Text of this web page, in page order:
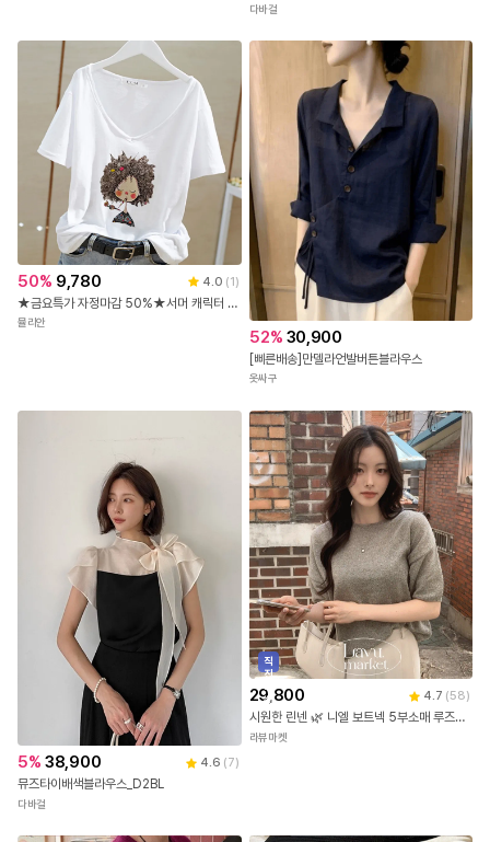
다바걸
50% 9,780 4.0 (1)
★금요특가 자정마감 50%★서머 캐릭터 코튼 반팔 티셔츠
뮬리안
52% 30,900
[삐른배송]만델라언발버튼블라우스
옷싸구
5% 38,900 4.6 (7)
뮤즈타이배색블라우스_D2BL
다바걸
직
진
배
송
29,800 4.7 (58)
시원한 린넨 🌿 니엘 보트넥 5부소매 루즈핏 반팔니트 7color [린넨니트/반팔니트/여름니트/시스루/보트넥반팔니트/여름출근룩]
라뷰마켓